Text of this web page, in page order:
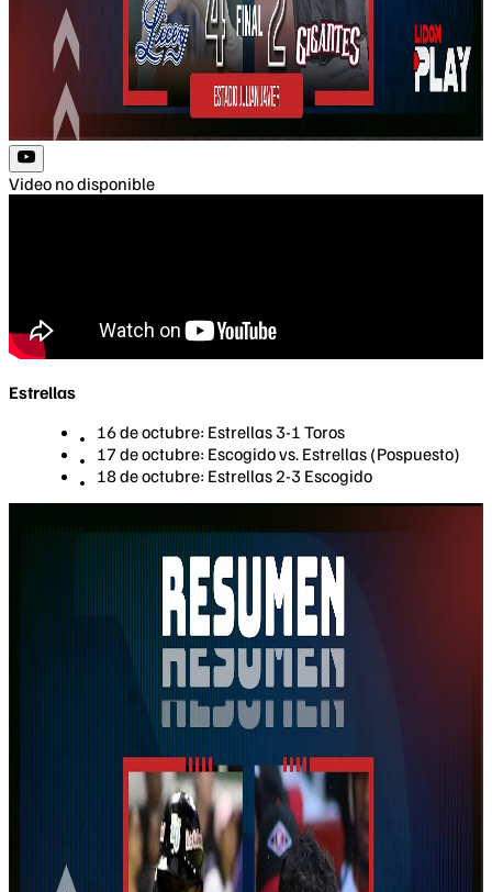
Video no disponible
Estrellas
16 de octubre: Estrellas 3-1 Toros
17 de octubre: Escogido vs. Estrellas (Pospuesto)
18 de octubre: Estrellas 2-3 Escogido